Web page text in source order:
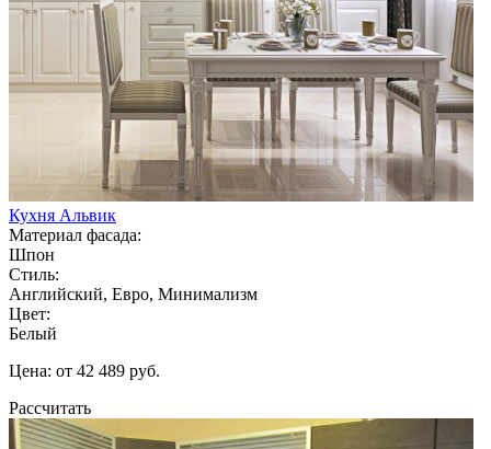
Кухня Альвик
Материал фасада:
Шпон
Стиль:
Английский, Евро, Минимализм
Цвет:
Белый
Цена: от 42 489 руб.
Рассчитать